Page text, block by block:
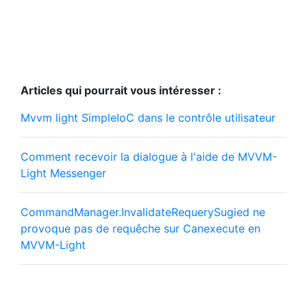
Articles qui pourrait vous intéresser :
Mvvm light SimpleIoC dans le contrôle utilisateur
Comment recevoir la dialogue à l'aide de MVVM-
Light Messenger
CommandManager.InvalidateRequerySugied ne
provoque pas de requêche sur Canexecute en
MVVM-Light